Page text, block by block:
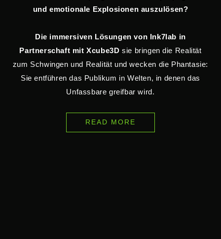
und emotionale Explosionen auszulösen?
Die immersiven Lösungen von Ink7lab in
Partnerschaft mit Xcube3D sie bringen die Realität
zum Schwingen und Realität und wecken die Phantasie:
Sie entführen das Publikum in Welten, in denen das
Unfassbare greifbar wird.
READ MORE